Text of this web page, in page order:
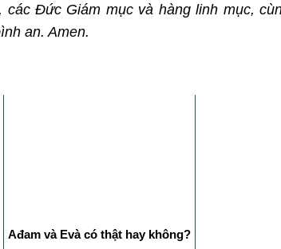
Đức Giám mục và hàng linh mục,
an. Amen.
Ađam và Evà có thật hay không?